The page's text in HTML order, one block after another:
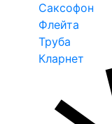
Саксофон
Флейта
Труба
Кларнет